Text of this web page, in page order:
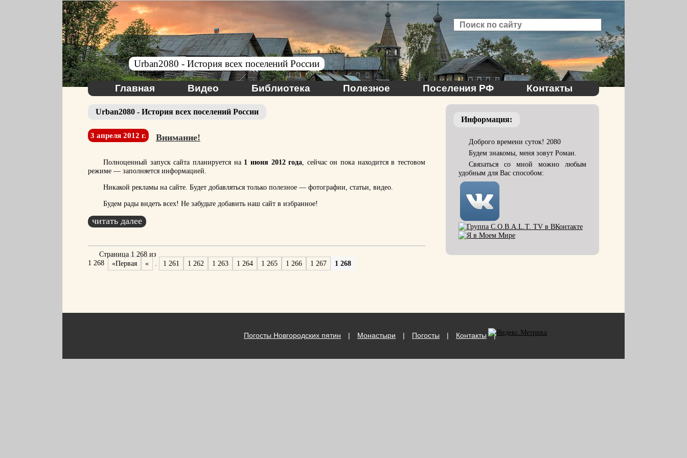
Urban2080 - История всех поселений России
Главная Видео Библиотека Полезное Поселения РФ Контакты
Urban2080 - История всех поселений России
3 апреля 2012 г. Внимание!
Полноценный запуск сайта планируется на 1 июня 2012 года, сейчас он пока находится в тестовом
режиме — заполняется информацией.
Никакой рекламы на сайте. Будет добавляться только полезное — фотографии, статьи, видео.
Будем рады видеть всех! Не забудьте добавить наш сайт в избранное!
читать далее
Страница 1 268 из
1 268
«Первая « . 1 261 1 262 1 263 1 264 1 265 1 266 1 267 1 268
Информация:
Доброго времени суток! 2080
Будем знакомы, меня зовут Роман.
Связаться со мной можно любым
удобным для Вас способом:
Погосты Новгородских пятин | Монастыри | Погосты | Контакты |